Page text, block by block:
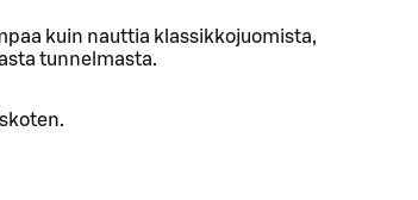
kuin nauttia klassikkojuomista,
tunnelmasta.